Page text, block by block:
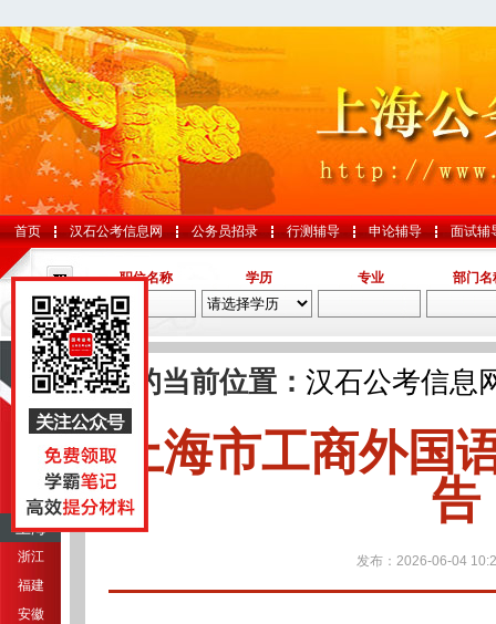
首页 汉石公考信息网 公务员招录 行测辅导 申论辅导 面试辅
职位名称 学历 专业 部门名
导航
江苏
上海
浙江
福建
安徽
您的当前位置： 汉石公考信息
上海市工商外国
告
发布：2026-06-04